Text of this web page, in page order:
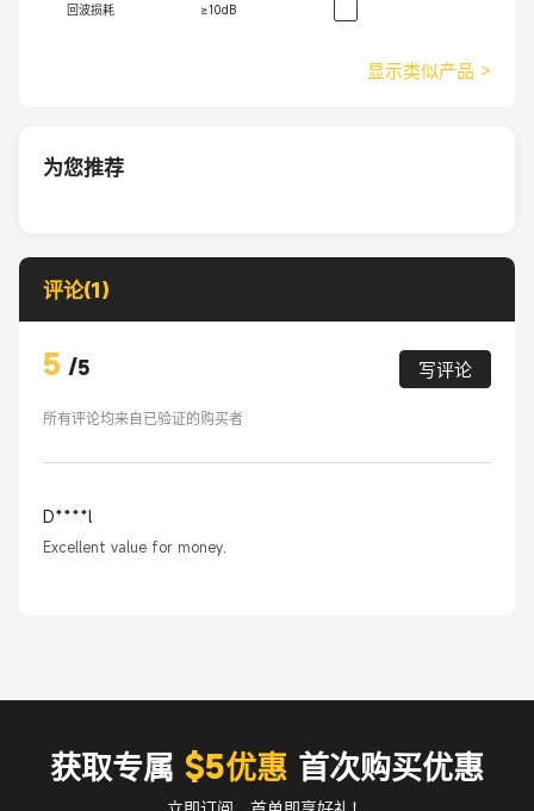
回波损耗 ≥10dB
显示类似产品 >
为您推荐
评论(1)
5 /5 写评论
所有评论均来自已验证的购买者
D****l
Excellent value for money.
获取专属 $5优惠 首次购买优惠